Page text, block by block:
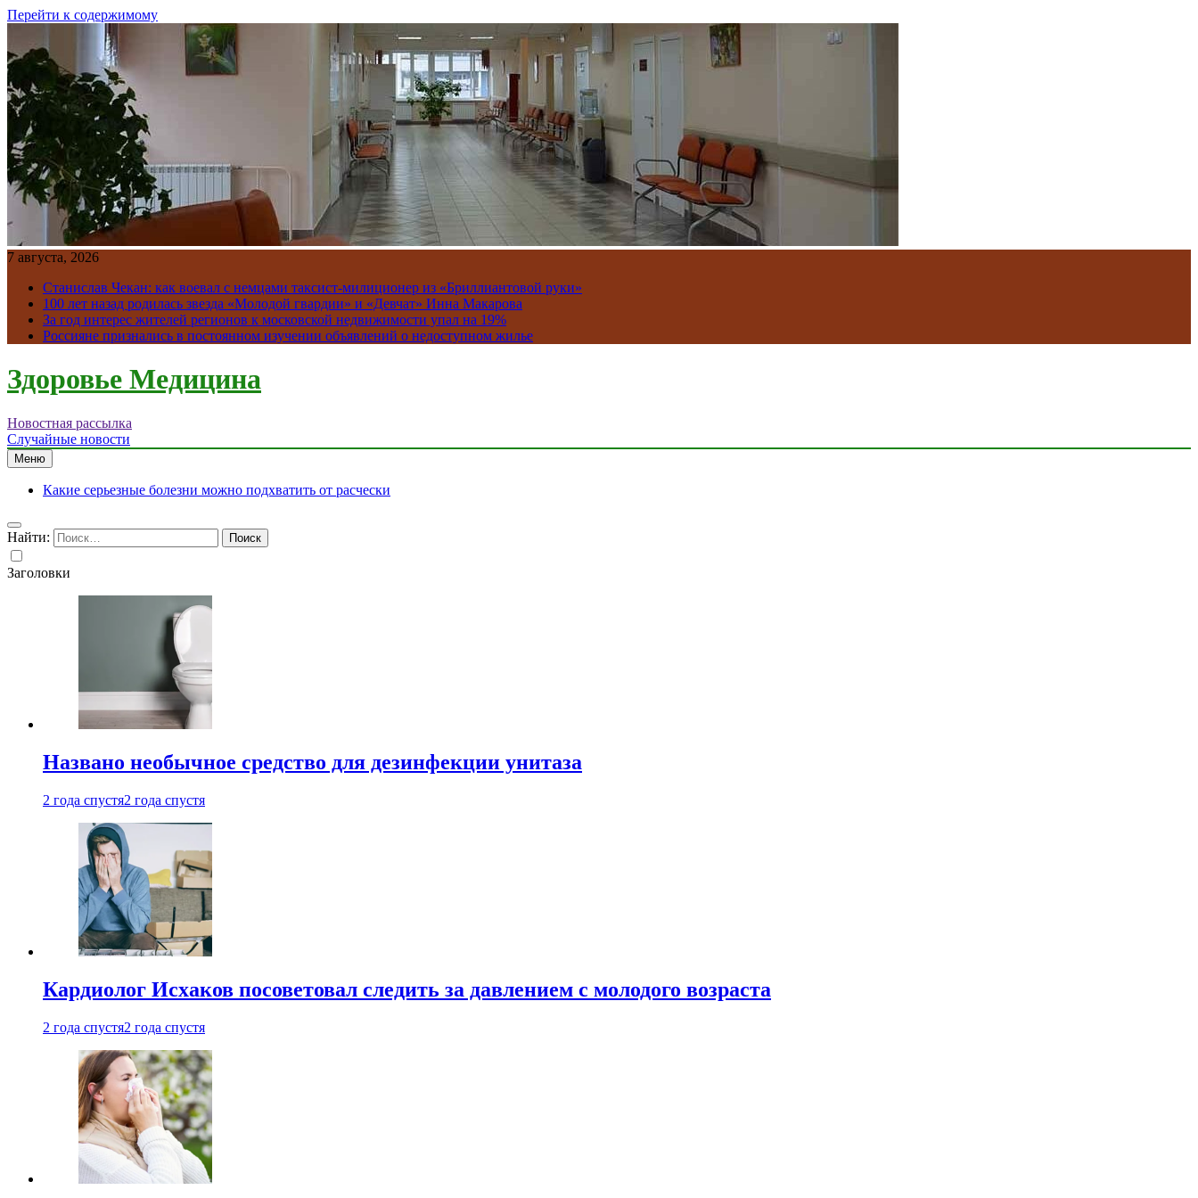
Перейти к содержимому
7 августа, 2026
Станислав Чекан: как воевал с немцами таксист-милиционер из «Бриллиантовой руки»
100 лет назад родилась звезда «Молодой гвардии» и «Девчат» Инна Макарова
За год интерес жителей регионов к московской недвижимости упал на 19%
Россияне признались в постоянном изучении объявлений о недоступном жилье
Здоровье Медицина
Новостная рассылка
Случайные новости
Меню
Какие серьезные болезни можно подхватить от расчески
Найти:
Заголовки
Названо необычное средство для дезинфекции унитаза
2 года спустя2 года спустя
Кардиолог Исхаков посоветовал следить за давлением с молодого возраста
2 года спустя2 года спустя